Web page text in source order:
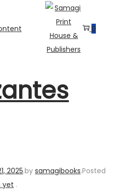
0
2025.by samagibooks.Posted
yet .